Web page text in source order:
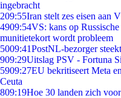
ingebracht
209:55Iran stelt zes eisen aan
4909:54VS: kans op
munitietekort wordt probleem
5009:41PostNL-bezorger
909:29Uitslag PSV - Fortuna
5909:27EU bekritiseert Meta
Ceuta
809:19Hoe 30 landen zich